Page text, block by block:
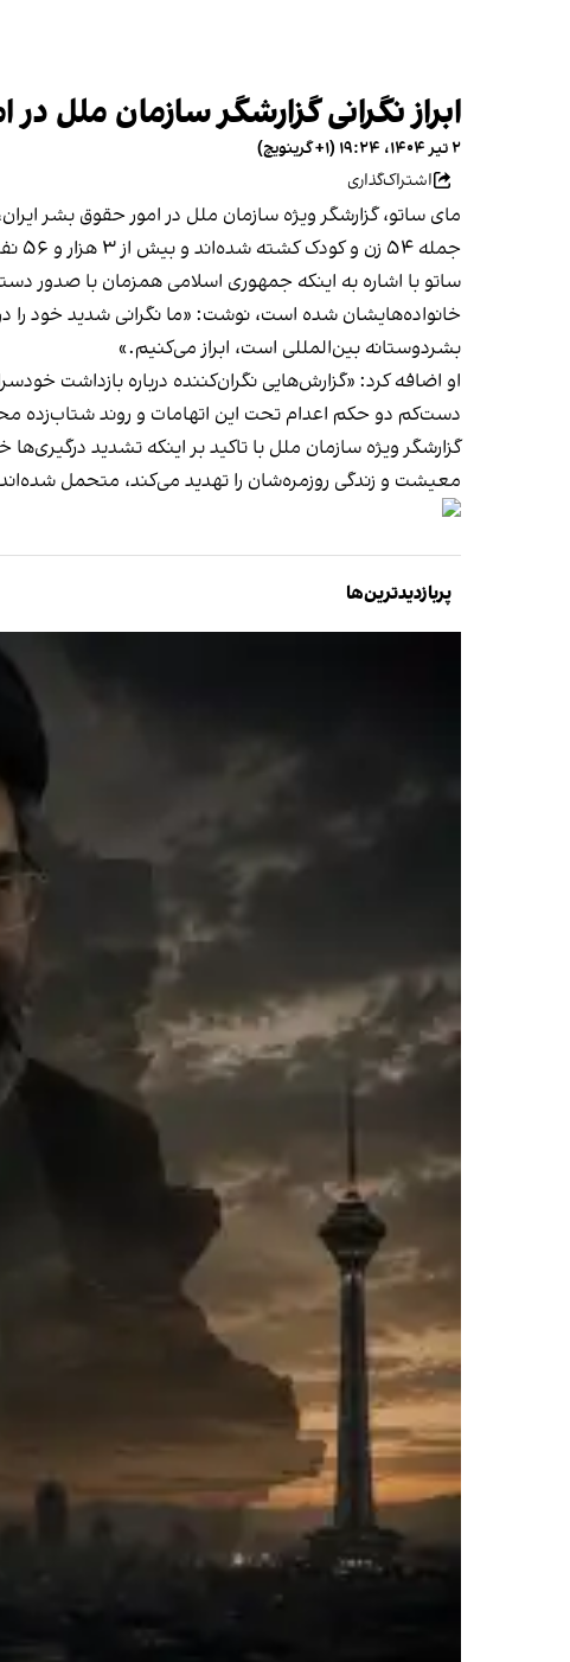
ابراز نگرانی گزارشگر سازمان ملل
۲ تیر ۱۴۰۴، ۱۹:۲۴ (‎+۱ گرینویچ)
اشتراک‌گذاری
جمله ۵۴ زن و کودک کشته شده‌اند و بیش از ۳ هزار و ۵۶ نفر مجروح شده‌اند. در اسرائیل نیز ۲۴ نفر جان باخته‌اند و دست‌کم ۱۲۱۷ نفر مجروح شده‌اند.»
ساتو با اشاره به اینکه جمهوری اسلامی همزمان با صدور
خانواده‌هایشان شده است، نوشت: «ما نگرانی شدید خود
بشردوستانه بین‌المللی است، ابراز می‌کنیم.»
او اضافه کرد: «گزارش‌هایی نگران‌کننده درباره بازداشت
دست‌کم دو حکم اعدام تحت این اتهامات و روند شتاب‌زده
گزارشگر ویژه سازمان ملل با تاکید بر اینکه تشدید
معیشت و زندگی روزمره‌شان را تهدید می‌کند، متحمل
پربازدیدترین‌ها